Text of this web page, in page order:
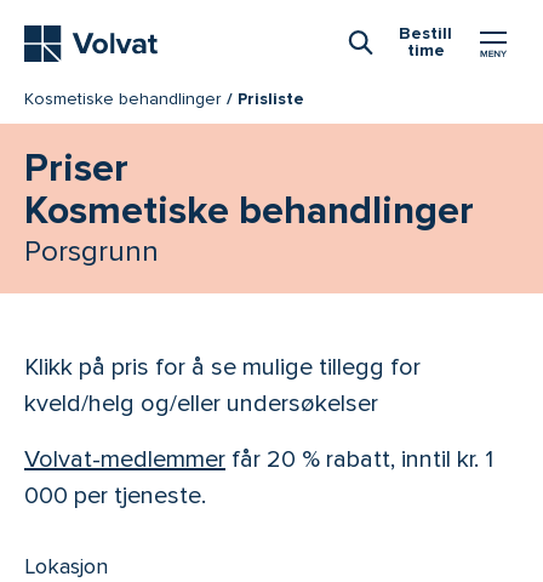
Bestill
time
Kosmetiske behandlinger Prisliste
Priser
Kosmetiske behandlinger
Porsgrunn
Klikk på pris for å se mulige tillegg for
kveld/helg og/eller undersøkelser
Volvat-medlemmer får 20 % rabatt, inntil kr. 1
000 per tjeneste.
Lokasjon